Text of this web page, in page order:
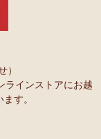
）
ラインストアにお越
す。